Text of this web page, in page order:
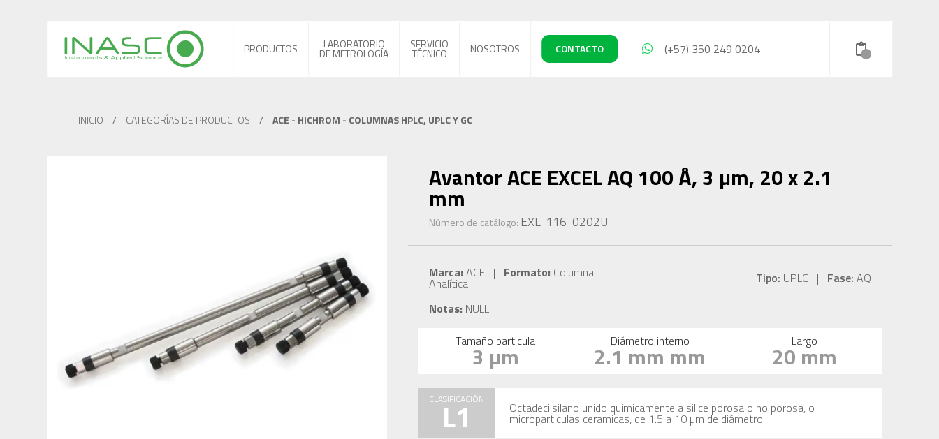
PRODUCTOS LABORATORIO
DE METROLOGÍA
SERVICIO
TÉCNICO NOSOTROS CONTACTO (+57) 350 249 0204
INICIO / CATEGORÍAS DE PRODUCTOS / ACE - HICHROM - COLUMNAS HPLC, UPLC Y GC
Avantor ACE EXCEL AQ 100 Å, 3 µm, 20 x 2.1
mm
Número de catálogo: EXL-116-0202U
Marca:ACE | Formato:Columna
Analítica Tipo: UPLC | Fase: AQ
Notas:NULL
Tamaño particula
3 µm Diámetro interno
2.1 mm mm Largo
20 mm
CLASIFICACIÓN
L1 Octadecilsilano unido quimicamente a silice porosa o no porosa, o
microparticulas ceramicas, de 1.5 a 10 µm de diámetro.